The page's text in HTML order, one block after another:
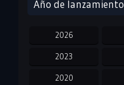
Año de lanzamiento
2026
2023
2020